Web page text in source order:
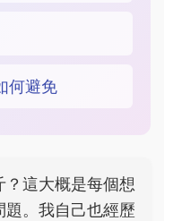
何避免
這大概是每個想
。我自己也經歷